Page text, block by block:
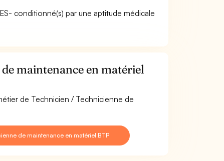
conditionné(s) par une aptitude médicale
maintenance en matériel
de Technicien / Technicienne de
de maintenance en matériel BTP